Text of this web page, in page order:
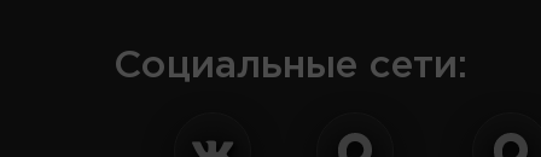
Социальные сети: